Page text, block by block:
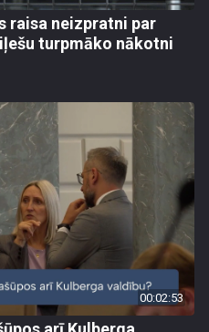
raisa neizpratni par
turpmāko nākotni
00:02:53